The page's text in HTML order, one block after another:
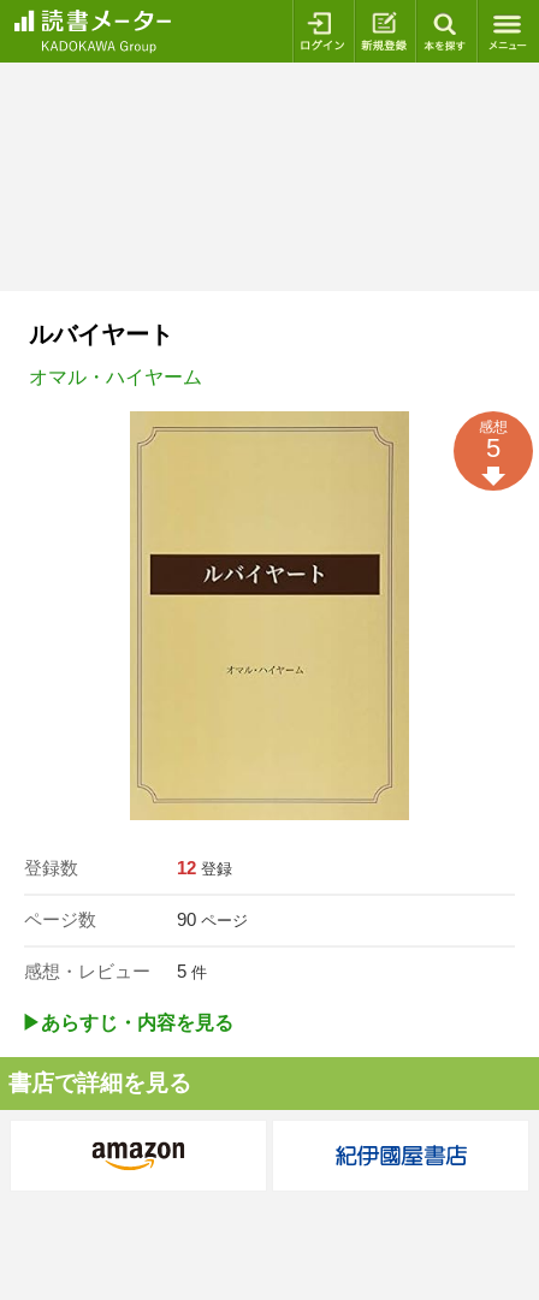
ログイン 新規登録
ルバイヤート
オマル・ハイヤーム
登録数 12 登録
ページ数 90 ページ
感想・レビュー 5 件
感想
5
▶︎あらすじ・内容を見る
書店で詳細を見る